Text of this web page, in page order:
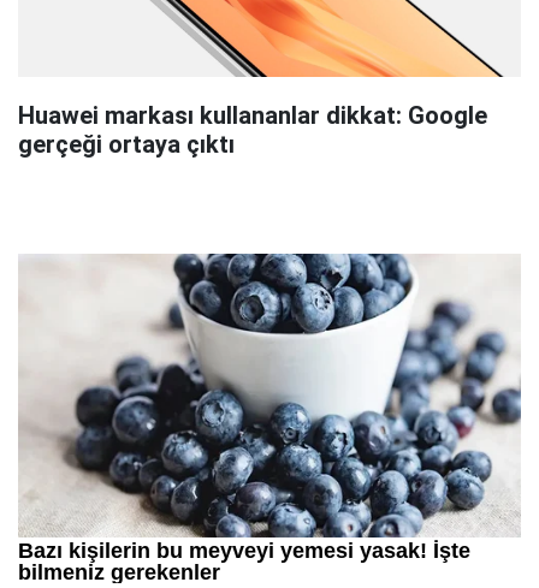
Huawei markası kullananlar dikkat: Google
gerçeği ortaya çıktı